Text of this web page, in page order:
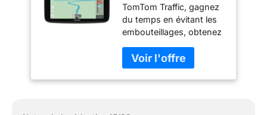
Trafic, Essai des
Alertes de Zones
de Danger, Cartes
EU, Mise à Jour
Inclus Via WiFi,
Fixation Reversible
Intégrée)
TomTom Traffic, gagnez
du temps en évitant les
embouteillages, obtenez
réel et arrivez à l'heure
grâce à des heures
d'arrivée estimées